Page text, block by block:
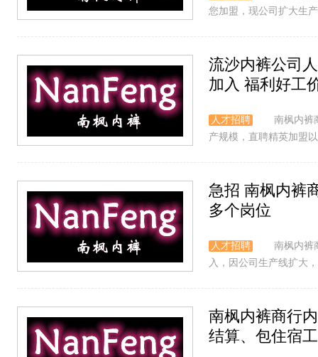
您加盟，现公司扩大生
流沙内裤公司
加入 福利好工
人才招聘
南枫内裤
产规模，直聘精英加盟
急招 南枫内裤
多个岗位
人才招聘
南枫内裤
入，因公司生产线扩大
南枫内裤商行
结算、包住宿